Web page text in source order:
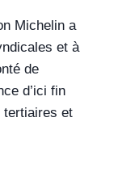
Michelin a
et à
de
d’ici fin
tertiaires et